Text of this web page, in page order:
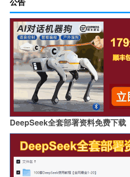
DeepSeek全套部署资料免费下载